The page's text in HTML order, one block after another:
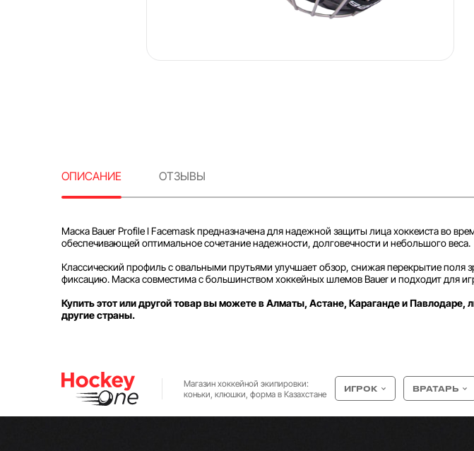
ОПИСАНИЕ ОТЗЫВЫ
Маска Bauer Profile I Facemask предназначена для надежной защиты лица хоккеиста во
обеспечивающей оптимальное сочетание надежности, долговечности и небольшого веса.
Классический профиль с овальными прутьями улучшает обзор, снижая перекрытие
фиксацию. Маска совместима с большинством хоккейных шлемов Bauer и подходит для
Купить этот или другой товар вы можете в Алматы, Астане, Караганде и Павлодаре,
другие страны.
Магазин хоккейной экипировки:
коньки, клюшки, форма в Казахстане
ИГРОК ВРАТАРЬ